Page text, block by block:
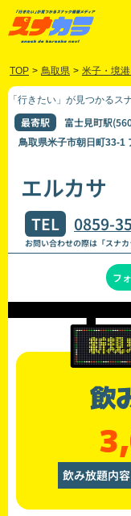
TOP > 鳥取県 > 米子・境
「行きたい」が見つかるス
最寄駅 富士見町駅
鳥取県米子市朝日町33-1
エルカサ
TEL 0859-
お問い合わせの際は「スナ
フ
飲
飲み放題内容